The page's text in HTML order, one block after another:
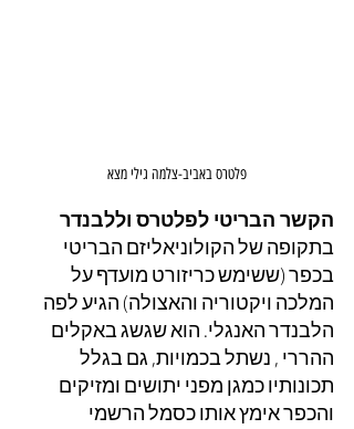
פלטרס באביב-צלמה גילי מצא
הקשר הבריטי לפלטרס וללבנדר
בתקופה של הקולוניאליזם הבריטי
בכפר (ששימש כריזורט מועדף על
המלכה ויקטוריה והאצולה) הגיע לפה
הלבנדר האנגלי. הוא שגשג באקלים
ההררי , נשתל בכמויות, גם בגלל
תכונותיו כמגן מפני יתושים ומזיקים
והכפר אימץ אותו כסמל הרשמי